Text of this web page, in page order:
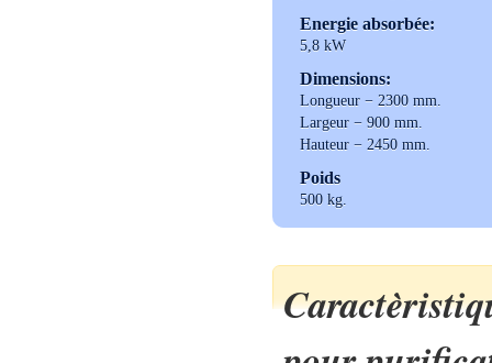
Energie absorbée:
5,8 kW
Dimensions:
Longueur − 2300 mm.
Largeur − 900 mm.
Hauteur − 2450 mm.
Poids
500 kg.